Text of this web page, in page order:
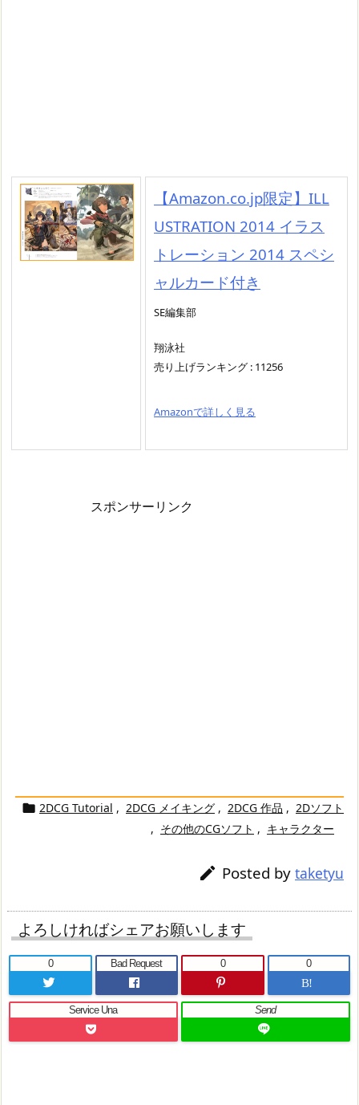
【Amazon.co.jp限定】ILL
USTRATION 2014 イラス
トレーション 2014 スペシ
ャルカード付き
SE編集部
翔泳社
売り上げランキング : 11256
Amazonで詳しく見る
スポンサーリンク
 2DCG Tutorial , 2DCG メイキング , 2DCG 作品 , 2Dソフト
, その他のCGソフト , キャラクター
 Posted by taketyu
よろしければシェアお願いします
0 Bad Request
0
B!
0
Service Una Send